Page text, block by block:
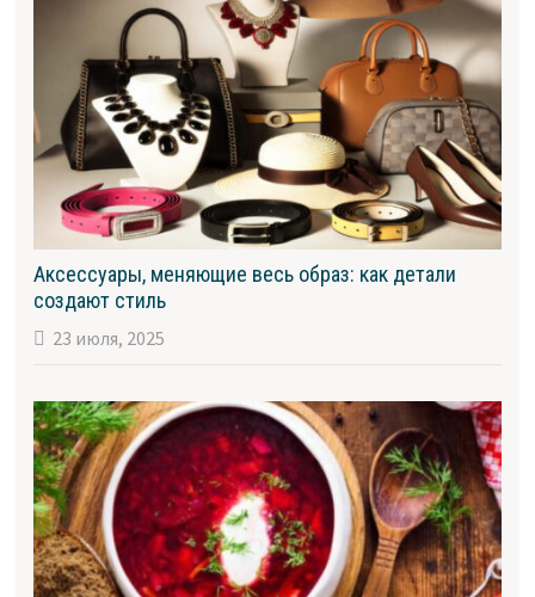
Аксессуары, меняющие весь образ: как детали
создают стиль
23 июля, 2025